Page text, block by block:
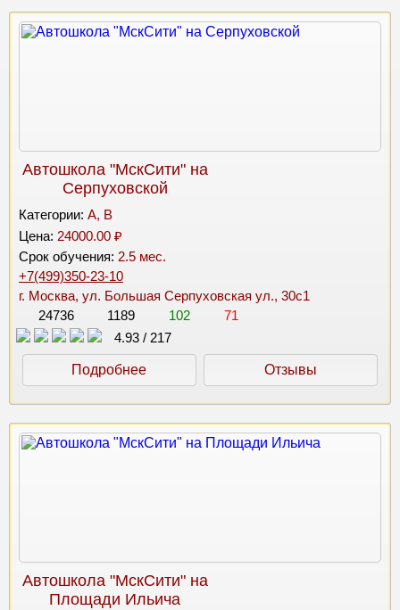
Автошкола "МскСити" на
Серпуховской
Категории: A, B
Цена: 24000.00 ₽
Срок обучения: 2.5 мес.
+7(499)350-23-10
г. Москва, ул. Большая Серпуховская ул., 30с1
24736
1189 102
71
4.93 / 217
Подробнее Отзывы
Автошкола "МскСити" на
Площади Ильича